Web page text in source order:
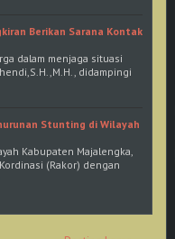
Berikan Sarana Kontak
dalam menjaga situasi
didampingi
Stunting di Wilayah
Kabupaten Majalengka,
(Rakor) dengan